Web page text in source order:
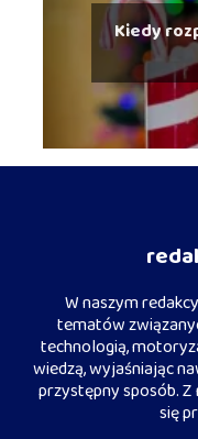
Kiedy
W naszym
tematów
technologią,
wiedzą, wyjaśniając
przystępny sposób.
się